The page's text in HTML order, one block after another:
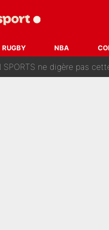
RUGBY NBA
Genesio et Grégory
aussi quitter le Stade
digère pas cette décision